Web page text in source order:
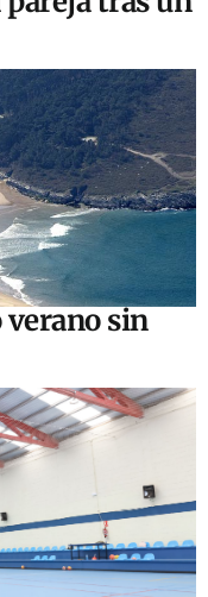
verano sin